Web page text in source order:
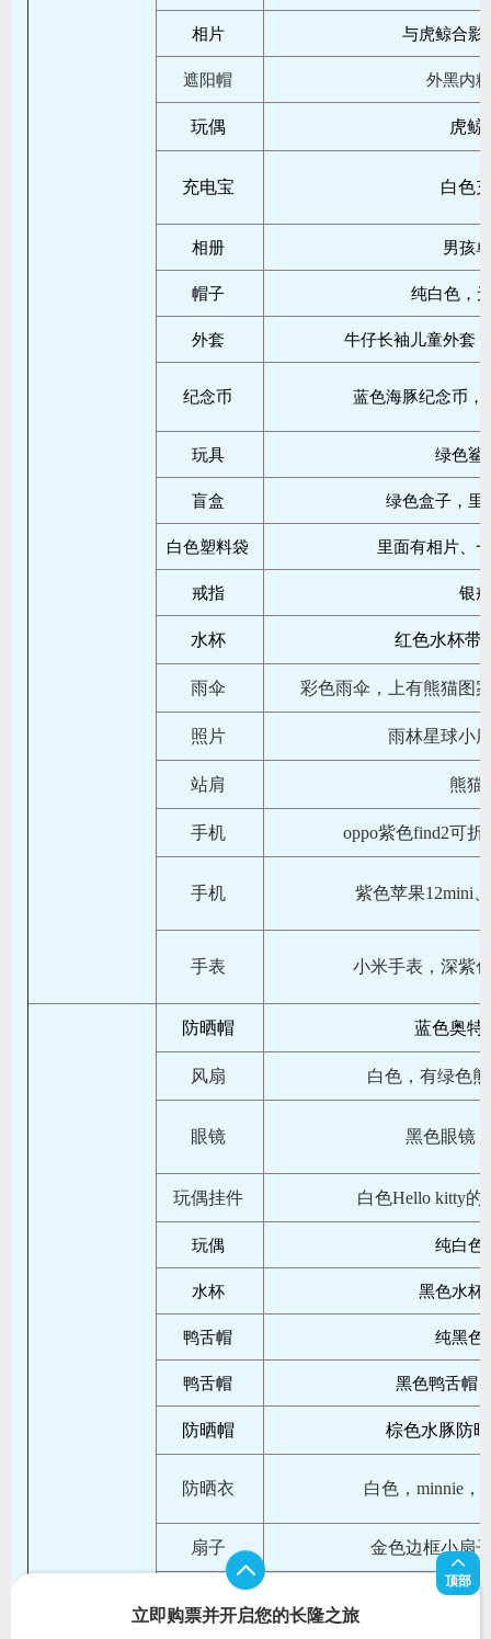
立即购票并开启您的长隆之旅
相片 与虎鲸合影
遮阳帽 外黑内
玩偶 虎鲸
充电宝 白色
相册 男孩
帽子 纯白色，
外套 牛仔长袖儿童外套
纪念币 蓝色海豚纪念币，
玩具 绿色鲨
盲盒 绿色盒子，里
白色塑料袋 里面有相片、
戒指 银
水杯 红色水杯带
雨伞 彩色雨伞，上有熊猫图
照片 雨林星球小
站肩 熊猫
手机 oppo紫色find2可
手机 紫色苹果12mini
手表 小米手表，深紫
防晒帽 蓝色奥特
风扇 白色，有绿色熊
眼镜 黑色眼镜
玩偶挂件 白色Hello kitty
玩偶 纯白色
水杯 黑色水杯
鸭舌帽 纯黑色
鸭舌帽 黑色鸭舌帽
防晒帽 棕色水豚防
防晒衣 白色，minnie，
扇子 金色边框小扇
遮阳帽 白黑色，上面有
顶部